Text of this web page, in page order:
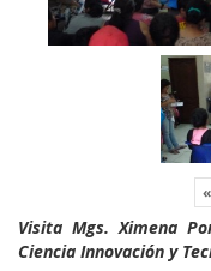
«
Visita Mgs. Ximena
Ciencia Innovación y